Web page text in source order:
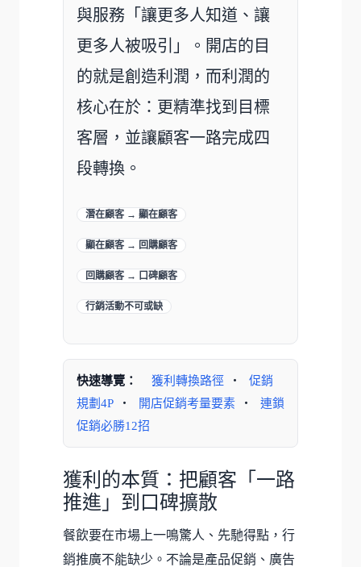
與服務「讓更多人知道、讓
更多人被吸引」。開店的目
的就是創造利潤，而利潤的
核心在於：更精準找到目標
客層，並讓顧客一路完成四
段轉換。
潛在顧客 → 顯在顧客
顯在顧客 → 回購顧客
回購顧客 → 口碑顧客
行銷活動不可或缺
快速導覽： 獲利轉換路徑 ・
促銷
規劃4P
・ 開店促銷考量要素 ・
連鎖
促銷必勝12招
獲利的本質：把顧客「一路
推進」到口碑擴散
餐飲要在市場上一鳴驚人、先馳得點，行
銷推廣不能缺少。不論是產品促銷、廣告